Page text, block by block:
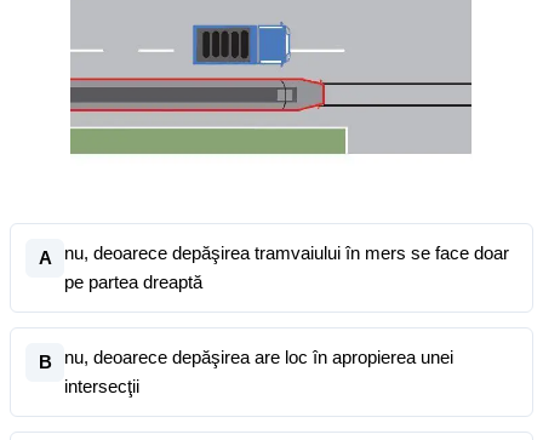
A
nu, deoarece depăşirea tramvaiului în mers se face doar
pe partea dreaptă
B
nu, deoarece depăşirea are loc în apropierea unei
intersecţii